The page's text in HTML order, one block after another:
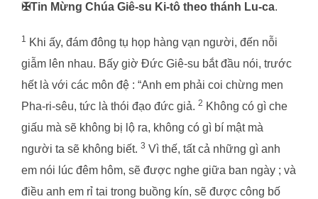
✠Tin Mừng Chúa Giê-su Ki-tô theo thánh Lu-ca.
1 Khi ấy, đám đông tụ họp hàng vạn người, đến nỗi
giẫm lên nhau. Bấy giờ Đức Giê-su bắt đầu nói, trước
hết là với các môn đệ : “Anh em phải coi chừng men
Pha-ri-sêu, tức là thói đạo đức giả. 2 Không có gì che
giấu mà sẽ không bị lộ ra, không có gì bí mật mà
người ta sẽ không biết. 3 Vì thế, tất cả những gì anh
em nói lúc đêm hôm, sẽ được nghe giữa ban ngày ; và
điều anh em rỉ tai trong buồng kín, sẽ được công bố